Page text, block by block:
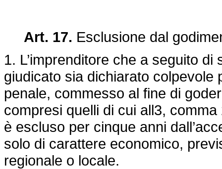
Art. 17. Esclusione dal
1. L’imprenditore che a seguito
giudicato sia dichiarato colpevole
penale, commesso al fine di
compresi quelli di cui all3,
è escluso per cinque anni
solo di carattere economico,
regionale o locale.